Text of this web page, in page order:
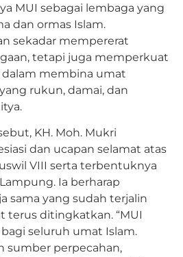
MUI sebagai lembaga yang
dan ormas Islam.
sekadar mempererat
tetapi juga memperkuat
membina umat
rukun, damai, dan
KH. Moh. Mukri
dan ucapan selamat atas
VIII serta terbentuknya
Ia berharap
sama yang sudah terjalin
terus ditingkatkan. “MUI
seluruh umat Islam.
sumber perpecahan,